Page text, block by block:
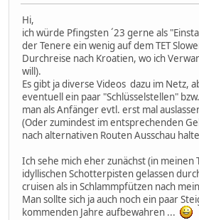
Hi,
ich würde Pfingsten ´23 gerne als
der Tenere ein wenig auf dem TET
Durchreise nach Kroatien, wo ich
will).
Es gibt ja diverse Videos dazu im Netz,
eventuell ein paar "Schlüsselstellen"
man als Anfänger evtl. erst mal
(Oder zumindest im entsprechenden
nach alternativen Routen Ausschau
Ich sehe mich eher zunächst (in meinen
idyllischen Schotterpisten gelassen
cruisen als in Schlammpfützen nach
Man sollte sich ja auch noch ein paar
kommenden Jahre aufbewahren ...